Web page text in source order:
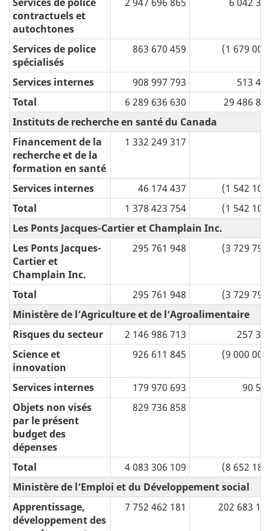
contractuels et
autochtones
Services de police
spécialisés
863 670 459 (1 679
Services internes 908 997 793
513
Total
6 289 636 630
29 486
Instituts de recherche en santé du Canada
Financement de la
recherche et de la
formation en santé
1 332 249 317
Services internes 46 174 437
(1 542
Total
1 378 423 754
(1 542
Les Ponts Jacques-Cartier et Champlain Inc.
Les Ponts Jacques-
Cartier et
Champlain Inc.
295 761 948 (3 729
Total 295 761 948
(3 729
Ministère de l’Agriculture et de l’Agroalimentaire
Risques du secteur
2 146 986 713
257
Science et
innovation
926 611 845 (9 000
Services internes 179 970 693
90
Objets non visés
par le présent
budget des
dépenses
829 736 858
Total 4 083 306 109
(8 652
Ministère de l’Emploi et du Développement social
Apprentissage,
développement des
7 752 462 181 202 683